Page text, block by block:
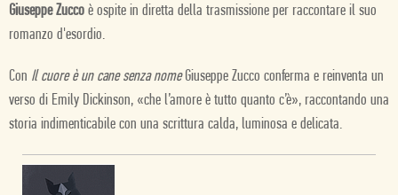
Giuseppe Zucco è ospite in diretta della trasmissione per raccontare il suo
romanzo d'esordio.
Con Il cuore è un cane senza nomeGiuseppe Zucco conferma e reinventa un
verso di Emily Dickinson, «che l’amore è tutto quanto c’è», raccontando una
storia indimenticabile con una scrittura calda, luminosa e delicata.